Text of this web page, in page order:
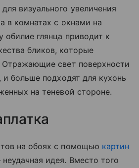
визуального увеличения
в комнатах с окнами на
обилие глянца приводит к
бликов, которые
Отражающие свет поверхности
больше подходят для кухонь
на теневой стороне.
на обоях с помощью картин
идея. Вместо того